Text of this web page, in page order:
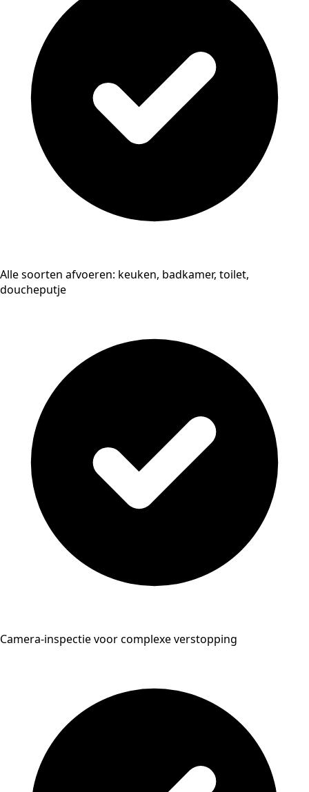
Alle soorten afvoeren: keuken, badkamer, toilet,
doucheputje
Camera-inspectie voor complexe verstopping